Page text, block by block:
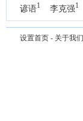
谚语1 李克强1
国办1
设置首页 - 关于我们